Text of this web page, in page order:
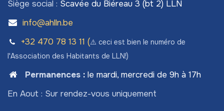
Siège social : Scavée du Biéreau 3 (bt 2) LLN
info@ahlln.be
+32 470 78​ 13 11 (⚠️ ceci est bien le numéro de
l'Association des Habitants de LLN!)
Permanences: le mardi, mercredi de 9h à 17h
En Aout : Sur rendez-vous uniquement